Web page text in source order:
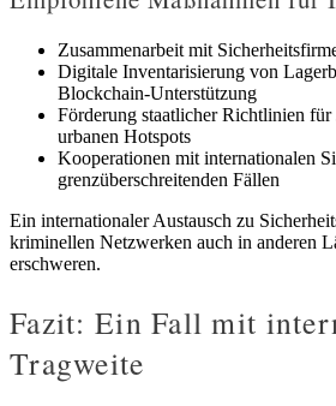
Zusammenarbeit mit
Digitale Inventarisierung von
Blockchain-Unterstützung
Förderung staatlicher Richtlinien
urbanen Hotspots
Kooperationen mit internationalen
grenzüberschreitenden Fällen
Ein internationaler Austausch zu
kriminellen Netzwerken auch in anderen
erschweren.
Fazit: Ein Fall mit
Tragweite